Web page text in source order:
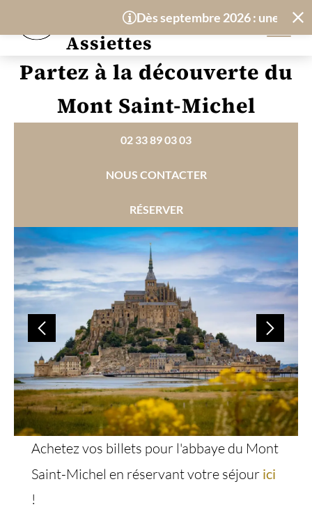
Dès septembre 2026 : une
Hôtel-Restaurant
Les Treize
Assiettes
Partez à la découverte du
Mont Saint-Michel
02 33 89 03 03
NOUS CONTACTER
RÉSERVER
Achetez vos billets pour l'abbaye du Mont
Saint-Michel en réservant votre séjour ici
!